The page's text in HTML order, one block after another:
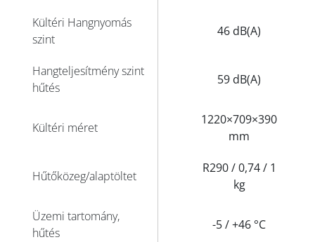
Kültéri Hangnyomás
szint
46 dB(A)
Hangteljesítmény szint
hűtés
59 dB(A)
Kültéri méret
1220×709×390
mm
Hűtőközeg/alaptöltet
R290 / 0,74 / 1
kg
Üzemi tartomány,
hűtés
-5 / +46 °C